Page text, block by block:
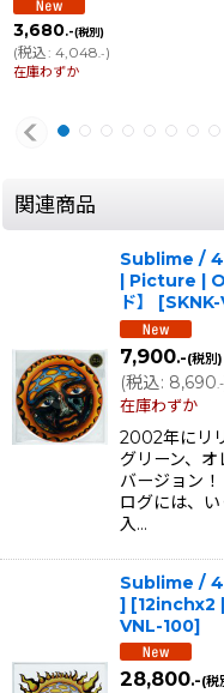
3,680.-(税別)
(税込: 4,048 .-)
在庫わずか
関連商品
Sublime /
| Picture |
ド】
[
7,900.-(税別)
(税込: 8,690.-
在庫わずか
2002年にリ
グリーン、
バージョン
ログには、
入…
Sublime /
] [12inchx2 |
VNL-100]
28,800.-(税